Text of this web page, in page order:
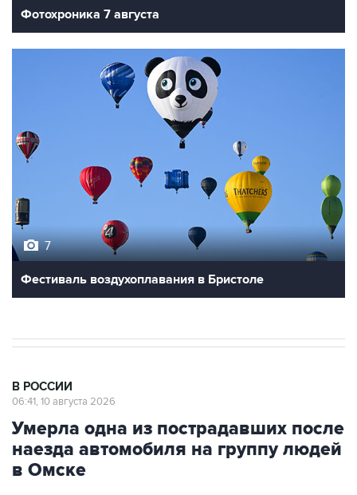
Фотохроника 7 августа
7
Фестиваль воздухоплавания в Бристоле
В РОССИИ
06:41, 10 августа 2026
Умерла одна из пострадавших после
наезда автомобиля на группу людей
в Омске